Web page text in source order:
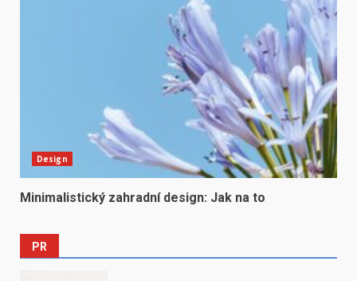
Design
Minimalistický zahradní design: Jak na to
PR